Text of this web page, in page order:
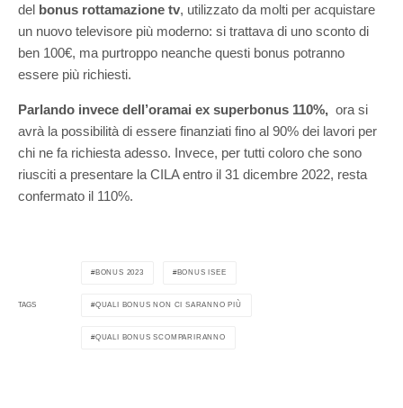
del bonus rottamazione tv, utilizzato da molti per acquistare
un nuovo televisore più moderno: si trattava di uno sconto di
ben 100€, ma purtroppo neanche questi bonus potranno
essere più richiesti.
Parlando invece dell’oramai ex superbonus 110%, ora si
avrà la possibilità di essere finanziati fino al 90% dei lavori per
chi ne fa richiesta adesso. Invece, per tutti coloro che sono
riusciti a presentare la CILA entro il 31 dicembre 2022, resta
confermato il 110%.
TAGS
BONUS 2023 BONUS ISEE
QUALI BONUS NON CI SARANNO PIÙ
QUALI BONUS SCOMPARIRANNO